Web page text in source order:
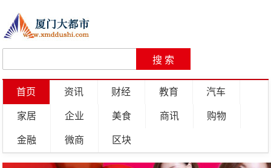
首页 资讯 财经 教育 汽车
家居 企业 美食 商讯 购物
金融 微商 区块